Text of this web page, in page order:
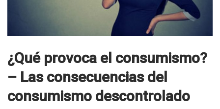
¿Qué provoca el consumismo?
– Las consecuencias del
consumismo descontrolado